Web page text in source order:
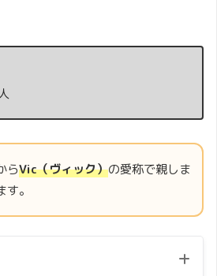
らVic（ヴィック）の愛称で親しま
。